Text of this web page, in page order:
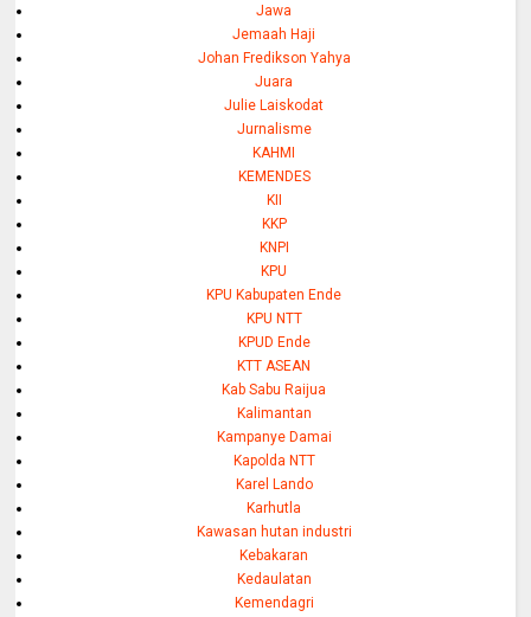
Jawa
Jemaah Haji
Johan Fredikson Yahya
Juara
Julie Laiskodat
Jurnalisme
KAHMI
KEMENDES
KII
KKP
KNPI
KPU
KPU Kabupaten Ende
KPU NTT
KPUD Ende
KTT ASEAN
Kab Sabu Raijua
Kalimantan
Kampanye Damai
Kapolda NTT
Karel Lando
Karhutla
Kawasan hutan industri
Kebakaran
Kedaulatan
Kemendagri